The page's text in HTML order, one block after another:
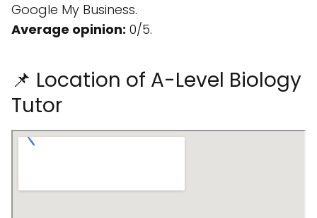
Google My Business.
Average opinion: 0/5.
📌 Location of A-Level Biology
Tutor